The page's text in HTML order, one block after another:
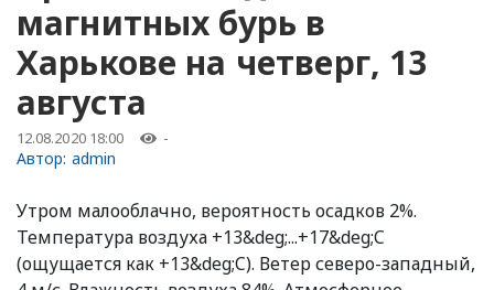
магнитных бурь в
Харькове на четверг, 13
августа
12.08.2020 18:00 -
Автор: admin
Утром малооблачно, вероятность осадков 2%.
Температура воздуха +13&deg;...+17&deg;C
(ощущается как +13&deg;C). Ветер северо-западный,